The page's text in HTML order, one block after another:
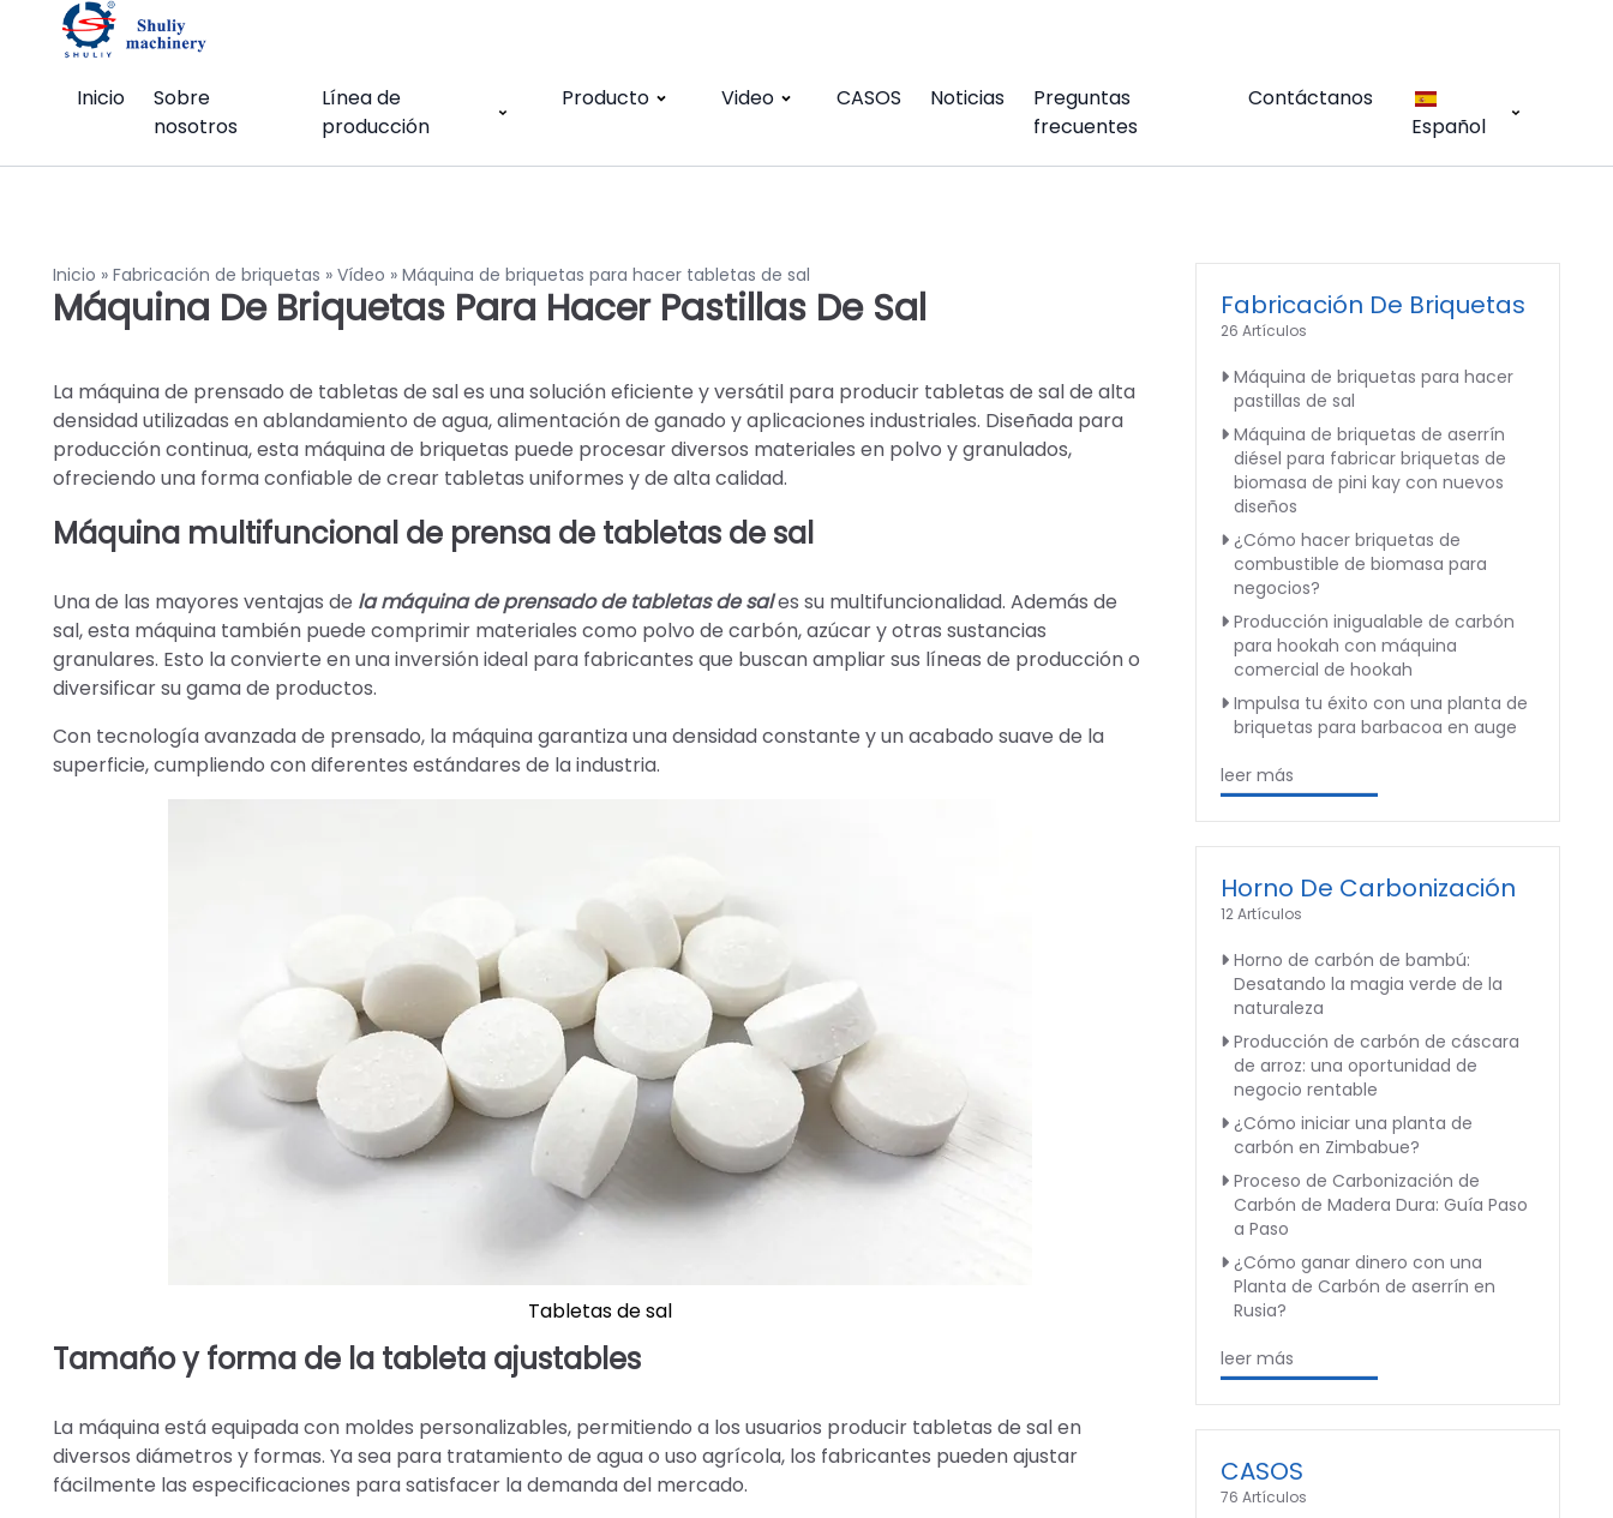
Inicio
Sobre
nosotros
Línea de
producción
Producto Video CASOS Noticias
Preguntas
frecuentes
Contáctanos
Español
Inicio » Fabricación de briquetas » Vídeo » Máquina de briquetas para hacer tabletas de sal
Máquina De Briquetas Para Hacer Pastillas De Sal
La máquina de prensado de tabletas de sal es una solución eficiente y versátil para producir tabletas de sal de alta
densidad utilizadas en ablandamiento de agua, alimentación de ganado y aplicaciones industriales. Diseñada para
producción continua, esta máquina de briquetas puede procesar diversos materiales en polvo y granulados,
ofreciendo una forma confiable de crear tabletas uniformes y de alta calidad.
Máquina multifuncional de prensa de tabletas de sal
Una de las mayores ventajas de la máquina de prensado de tabletas de sales su multifuncionalidad. Además de
sal, esta máquina también puede comprimir materiales como polvo de carbón, azúcar y otras sustancias
granulares. Esto la convierte en una inversión ideal para fabricantes que buscan ampliar sus líneas de producción o
diversificar su gama de productos.
Con tecnología avanzada de prensado, la máquina garantiza una densidad constante y un acabado suave de la
superficie, cumpliendo con diferentes estándares de la industria.
Tabletas de sal
Tamaño y forma de la tableta ajustables
La máquina está equipada con moldes personalizables, permitiendo a los usuarios producir tabletas de sal en
diversos diámetros y formas. Ya sea para tratamiento de agua o uso agrícola, los fabricantes pueden ajustar
fácilmente las especificaciones para satisfacer la demanda del mercado.
Fabricación De Briquetas
26 Artículos
Máquina de briquetas para hacer
pastillas de sal
Máquina de briquetas de aserrín
diésel para fabricar briquetas de
biomasa de pini kay con nuevos
diseños
¿Cómo hacer briquetas de
combustible de biomasa para
negocios?
Producción inigualable de carbón
para hookah con máquina
comercial de hookah
Impulsa tu éxito con una planta de
briquetas para barbacoa en auge
leer más
Horno De Carbonización
12 Artículos
Horno de carbón de bambú:
Desatando la magia verde de la
naturaleza
Producción de carbón de cáscara
de arroz: una oportunidad de
negocio rentable
¿Cómo iniciar una planta de
carbón en Zimbabue?
Proceso de Carbonización de
Carbón de Madera Dura: Guía Paso
a Paso
¿Cómo ganar dinero con una
Planta de Carbón de aserrín en
Rusia?
leer más
CASOS
76 Artículos